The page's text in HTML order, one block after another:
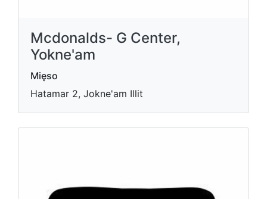
Mcdonalds- G Center,
Yokne'am
Mięso
Hatamar 2, Jokne'am Illit